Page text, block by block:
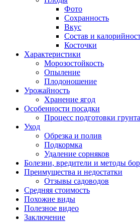
Фото
Сохранность
Вкус
Состав и
Косточки
Характеристики
Морозостойкость
Опыление
Плодоношение
Урожайность
Хранение ягод
Особенности посадки
Процесс подготовки
Уход
Обрезка и полив
Подкормка
Удаление сорняков
Болезни, вредители и методы
Преимущества и недостатки
Отзывы садоводов
Средняя стоимость
Похожие виды
Полезное видео
Заключение